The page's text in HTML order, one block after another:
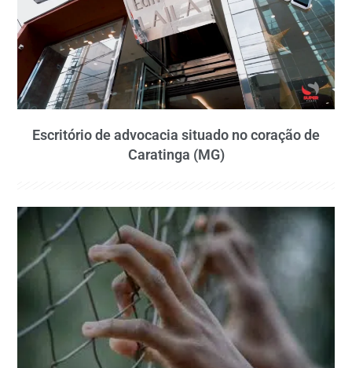
Escritório de advocacia situado no coração de
Caratinga (MG)